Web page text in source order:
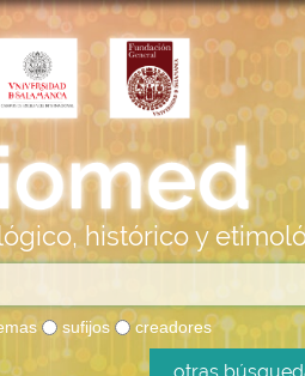
histórico y
sufijos creadores